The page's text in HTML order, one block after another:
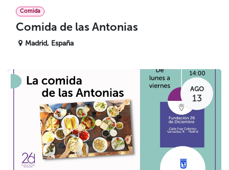
Comida
Comida de las Antonias
Madrid, España
AGO
13